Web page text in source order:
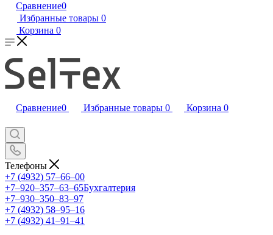
Сравнение0
Избранные товары 0
Корзина 0
Сравнение0 Избранные товары 0 Корзина 0
Телефоны
+7 (4932) 57‒66‒00
+7‒920‒357‒63‒65Бухгалтерия
+7‒930‒350‒83‒97
+7 (4932) 58‒95‒16
+7 (4932) 41‒91‒41